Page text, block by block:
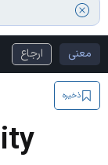
معنی ارجاع
ذخیره